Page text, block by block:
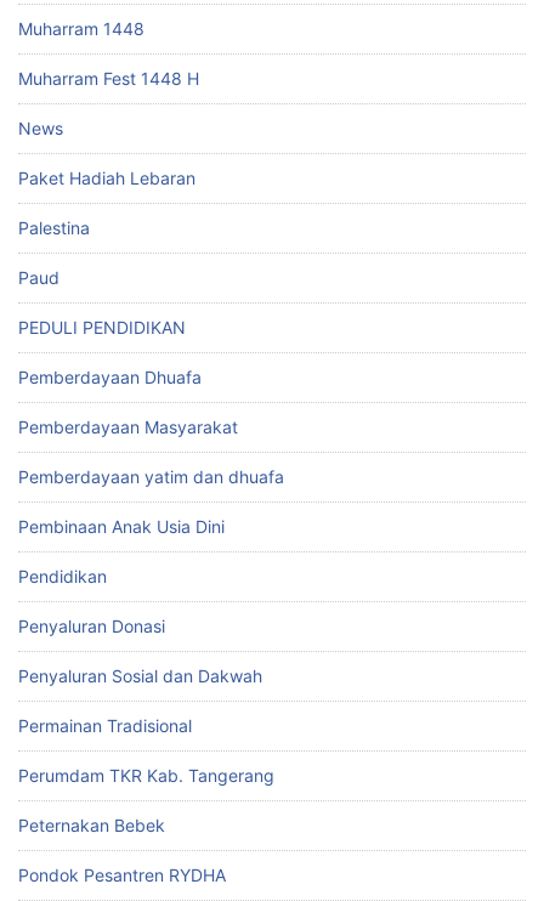
Muharram 1448
Muharram Fest 1448 H
News
Paket Hadiah Lebaran
Palestina
Paud
PEDULI PENDIDIKAN
Pemberdayaan Dhuafa
Pemberdayaan Masyarakat
Pemberdayaan yatim dan dhuafa
Pembinaan Anak Usia Dini
Pendidikan
Penyaluran Donasi
Penyaluran Sosial dan Dakwah
Permainan Tradisional
Perumdam TKR Kab. Tangerang
Peternakan Bebek
Pondok Pesantren RYDHA